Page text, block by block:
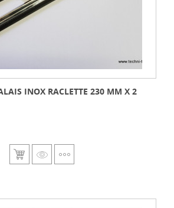
INOX RACLETTE 230 MM X 2